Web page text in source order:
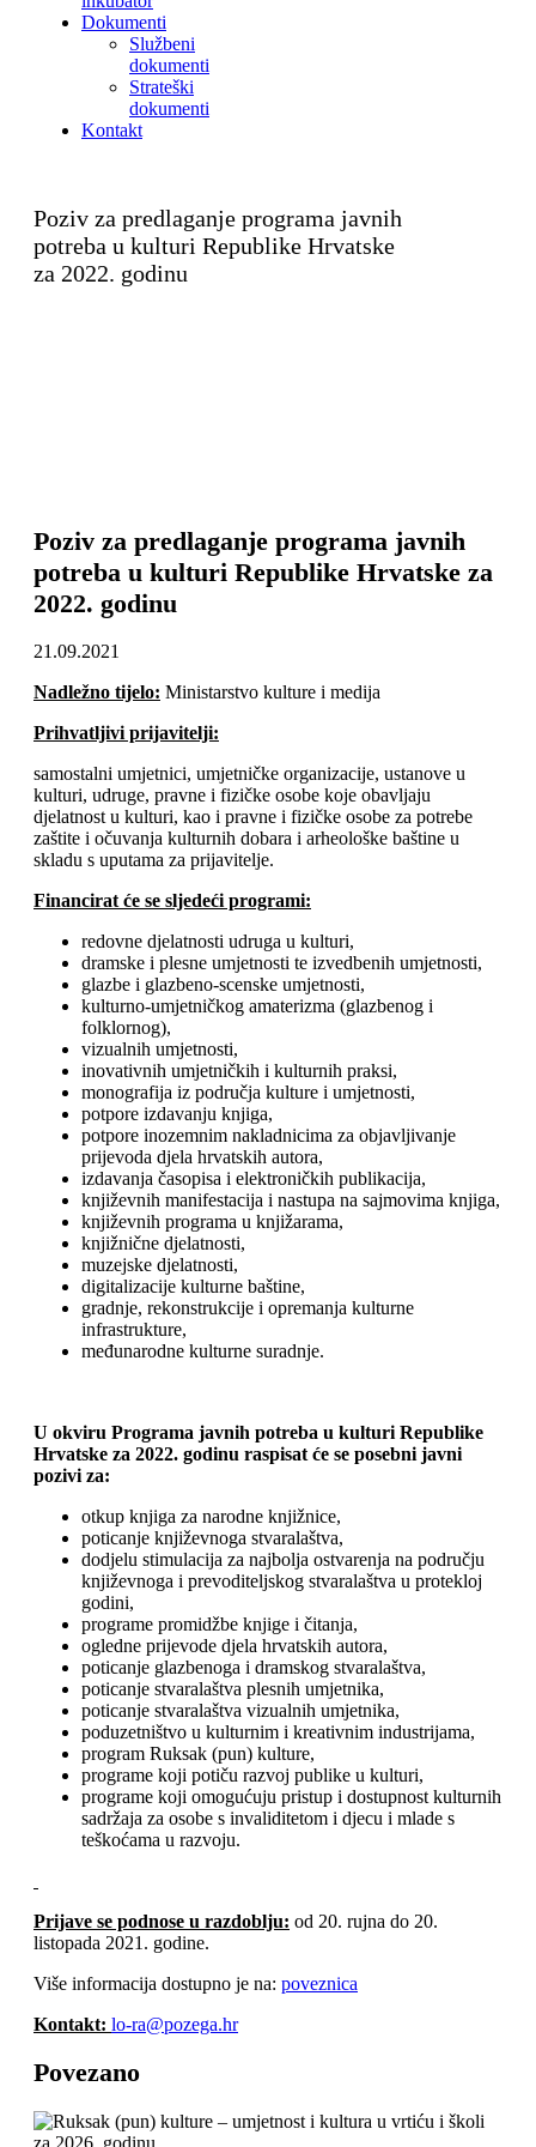
Dokumenti
Službeni
dokumenti
Strateški
dokumenti
Kontakt
Poziv za predlaganje programa javnih
potreba u kulturi Republike Hrvatske
za 2022. godinu
Poziv za predlaganje programa javnih
potreba u kulturi Republike Hrvatske za
2022. godinu
21.09.2021
Nadležno tijelo: Ministarstvo kulture i medija
Prihvatljivi prijavitelji:
samostalni umjetnici, umjetničke organizacije, ustanove u
kulturi, udruge, pravne i fizičke osobe koje obavljaju
djelatnost u kulturi, kao i pravne i fizičke osobe za potrebe
zaštite i očuvanja kulturnih dobara i arheološke baštine u
skladu s uputama za prijavitelje.
Financirat će se sljedeći programi:
redovne djelatnosti udruga u kulturi,
dramske i plesne umjetnosti te izvedbenih umjetnosti,
glazbe i glazbeno-scenske umjetnosti,
kulturno-umjetničkog amaterizma (glazbenog i
folklornog),
vizualnih umjetnosti,
inovativnih umjetničkih i kulturnih praksi,
monografija iz područja kulture i umjetnosti,
potpore izdavanju knjiga,
potpore inozemnim nakladnicima za objavljivanje
prijevoda djela hrvatskih autora,
izdavanja časopisa i elektroničkih publikacija,
književnih manifestacija i nastupa na sajmovima knjiga,
književnih programa u knjižarama,
knjižnične djelatnosti,
muzejske djelatnosti,
digitalizacije kulturne baštine,
gradnje, rekonstrukcije i opremanja kulturne
infrastrukture,
međunarodne kulturne suradnje.
U okviru Programa javnih potreba u kulturi Republike
Hrvatske za 2022. godinu raspisat će se posebni javni
pozivi za:
otkup knjiga za narodne knjižnice,
poticanje književnoga stvaralaštva,
dodjelu stimulacija za najbolja ostvarenja na području
književnoga i prevoditeljskog stvaralaštva u protekloj
godini,
programe promidžbe knjige i čitanja,
ogledne prijevode djela hrvatskih autora,
poticanje glazbenoga i dramskog stvaralaštva,
poticanje stvaralaštva plesnih umjetnika,
poticanje stvaralaštva vizualnih umjetnika,
poduzetništvo u kulturnim i kreativnim industrijama,
program Ruksak (pun) kulture,
programe koji potiču razvoj publike u kulturi,
programe koji omogućuju pristup i dostupnost kulturnih
sadržaja za osobe s invaliditetom i djecu i mlade s
teškoćama u razvoju.
Prijave se podnose u razdoblju: od 20. rujna do 20.
listopada 2021. godine.
Više informacija dostupno je na: poveznica
Kontakt: lo-ra@pozega.hr
Povezano